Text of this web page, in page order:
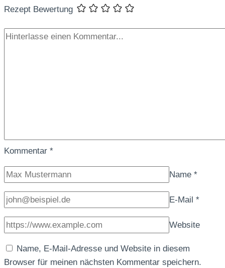
Rezept Bewertung
Kommentar *
Name *
E-Mail *
Website
Name, E-Mail-Adresse und Website in diesem
Browser für meinen nächsten Kommentar speichern.